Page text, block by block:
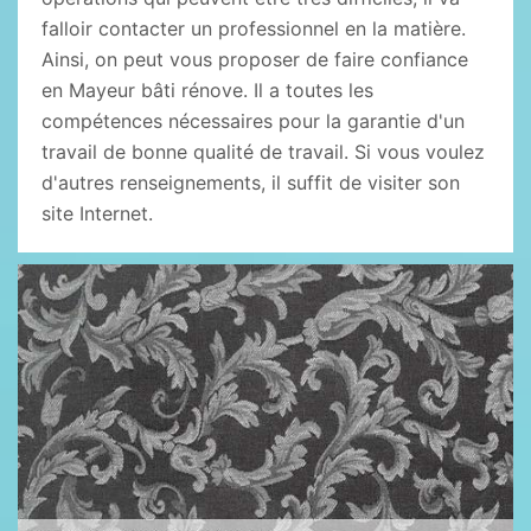
falloir contacter un professionnel en la matière.
Ainsi, on peut vous proposer de faire confiance
en Mayeur bâti rénove. Il a toutes les
compétences nécessaires pour la garantie d'un
travail de bonne qualité de travail. Si vous voulez
d'autres renseignements, il suffit de visiter son
site Internet.